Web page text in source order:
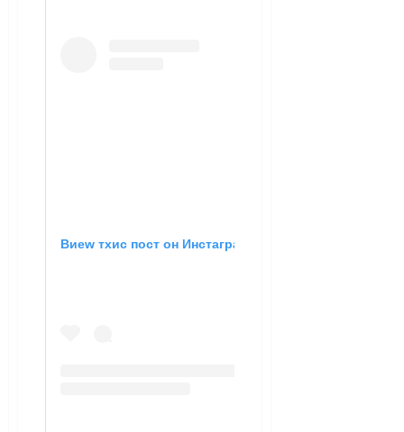
Виеw тхис пост он Инстаграм